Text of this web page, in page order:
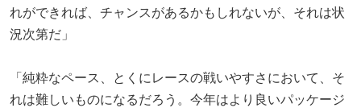
れができれば、チャンスがあるかもしれないが、それは状
況次第だ」
「純粋なペース、とくにレースの戦いやすさにおいて、そ
れは難しいものになるだろう。今年はより良いパッケージ